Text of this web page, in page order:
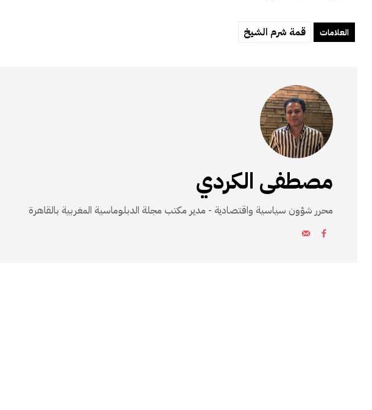
العلامات قمة شرم الشيخ
مصطفى الكردي
محرر شؤون سياسية واقتصادية - مدير مكتب مجلة الدبلوماسية المغربية بالقاهرة